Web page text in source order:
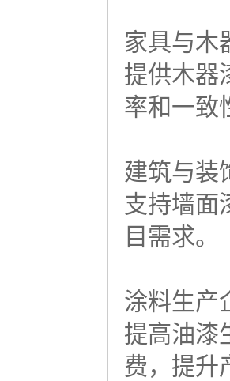
家具与木
提供木器
率和一致
建筑与装
支持墙面
目需求。
涂料生产
提高油漆
费，提升